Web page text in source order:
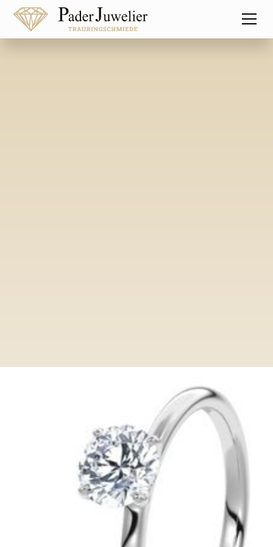
Verlobungsring VR013/PL WG
Verlobungsring VR013/PL WG
Entdecken Sie bei Paderjuwelier eine
exclusive Auswahl an Verlobungsringen.
Von klassisch bis modern, unsere Ringe
verkörpern zeitlose Eleganz und höchste